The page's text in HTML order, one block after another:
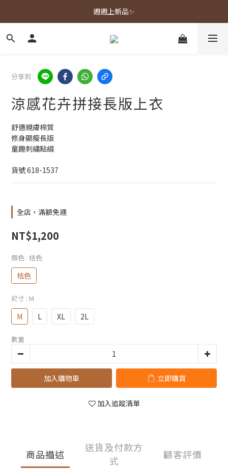
春夏新品上市🌿
週週上新品✨
春夏新品上市🌿
分享到
涼感花卉拼接長版上衣
舒適親膚棉質
修身顯瘦長版
童趣刺繡點綴
貨號 618-1537
全店，滿額免運
NT$1,200
顏色 : 桔色
桔色
尺寸 : M
M L XL 2L
數量
加入購物車 立即購買
加入追蹤清單
商品描述
送貨及付款方
式
顧客評價